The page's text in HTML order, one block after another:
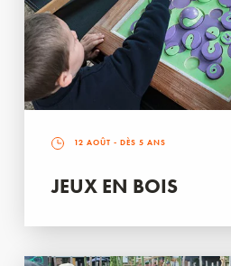
12 AOÛT - DÈS 5 ANS
JEUX EN BOIS